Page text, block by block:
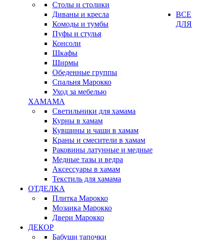
Столы и столики
Диваны и кресла
Комоды и тумбы
Пуфы и стулья
Консоли
Шкафы
Ширмы
Обеденные группы
Спальня Марокко
Уход за мебелью
ВСЕ
ДЛЯ
ХАМАМА
Светильники для хамама
Курны в хамам
Кувшины и чаши в хамам
Краны и смесители в хамам
Раковины латунные и медные
Медные тазы и ведра
Аксессуары в хамам
Текстиль для хамама
ОТДЕЛКА
Плитка Марокко
Мозаика Марокко
Двери Марокко
ДЕКОР
Бабуши тапочки